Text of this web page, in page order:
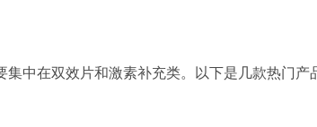
中在双效片和激素补充类。以下是几款热门产